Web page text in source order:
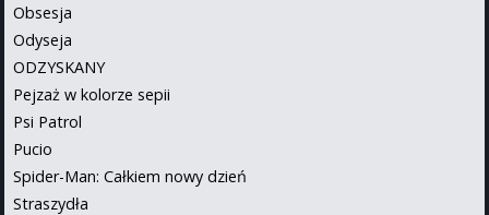
Obsesja
Odyseja
ODZYSKANY
Pejzaż w kolorze sepii
Psi Patrol
Pucio
Spider-Man: Całkiem nowy dzień
Straszydła